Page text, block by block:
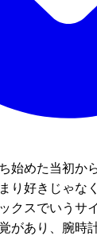
始めた当初か
り好きじゃな
クスでいうサ
があり、腕時